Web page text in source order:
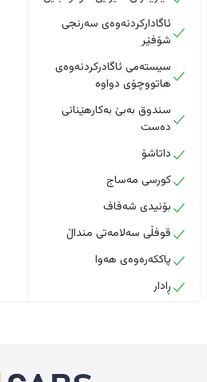
ئاگادارکردنەوەی سەرنجی
شۆفێر
سیستەمی ئاگادرکردنەوەی
هاتووچۆی دواوە
سندوق بەبێ بەکارهێنانی
دەست
داتاشۆ
کورسی مەساج
بۆنیدی شەفاف
قوفڵی سەلامەتی منداڵ
پاککەرەوەی هەوا
ڕادار